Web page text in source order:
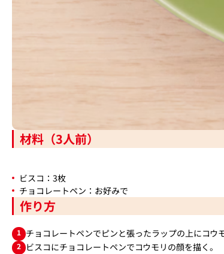
材料（3人前）
ビスコ：3枚
チョコレートペン：お好みで
作り方
1 チョコレートペンでピンと張ったラップの上にコウ
2 ビスコにチョコレートペンでコウモリの顔を描く。